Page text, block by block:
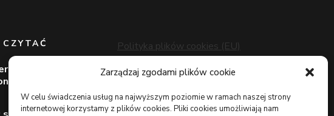
Zarządzaj zgodami plików cookie
W celu świadczenia usług na najwyższym poziomie w ramach naszej strony
internetowej korzystamy z plików cookies. Pliki cookies umożliwiają nam
przez
Votum z
Polityka plików cookies (EU)